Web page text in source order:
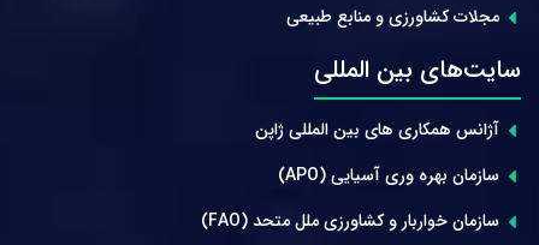
مجلات کشاورزی و منابع طبیعی
سایت‌های بین المللی
آژانس همکاری های بین المللی ژاپن
سازمان بهره وری آسیایی (APO)
سازمان خواربار و کشاورزی ملل متحد (FAO)